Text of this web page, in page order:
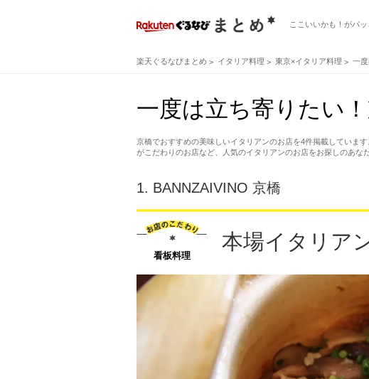
ここいいかも！がパ
楽天ぐるなびまとめ イタリア料理 東京×イタリア料理 一
一度は立ち寄りたい
京橋でおすすめの美味しいイタリアンのお店を4件掲載していま
がこだわりのお店など、人気のイタリアンのお店をお探しのあな
1. BANNZAIVINO 京橋
看板料理
本場イタリア